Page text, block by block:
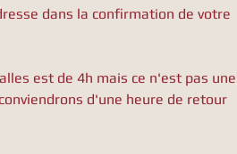
dans la confirmation de votre
est de 4h mais ce n'est pas une
d'une heure de retour